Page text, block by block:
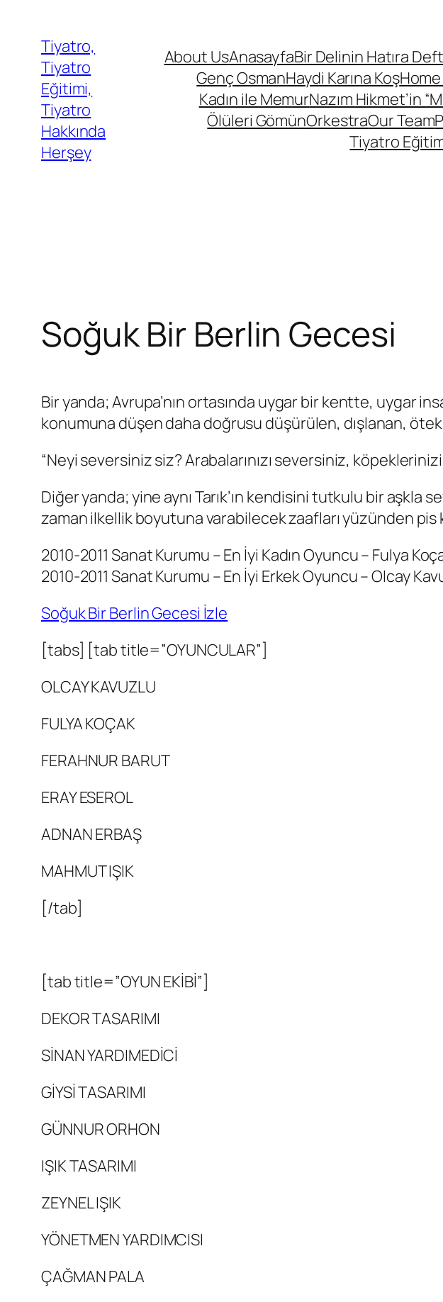
Tiyatro,
Tiyatro
Eğitimi,
Tiyatro
Hakkında
Herşey
About UsAnasayfaBir Delinin Hatıra
Genç OsmanHaydi Karına KoşHome
Kadın ile MemurNazım Hikmet’in
Ölüleri GömünOrkestraOur Team
Tiyatro
Soğuk Bir Berlin Gecesi
Bir yanda; Avrupa’nın ortasında uygar bir kentte, uygar
konumuna düşen daha doğrusu düşürülen, dışlanan,
“Neyi seversiniz siz? Arabalarınızı seversiniz,
Diğer yanda; yine aynı Tarık’ın kendisini tutkulu bir aşkla
zaman ilkellik boyutuna varabilecek zaafları yüzünden
2010-2011 Sanat Kurumu – En İyi Kadın Oyuncu – Fulya
2010-2011 Sanat Kurumu – En İyi Erkek Oyuncu – Olcay
Soğuk Bir Berlin Gecesi İzle
[tabs] [tab title=”OYUNCULAR”]
OLCAY KAVUZLU
FULYA KOÇAK
FERAHNUR BARUT
ERAY ESEROL
ADNAN ERBAŞ
MAHMUT IŞIK
[/tab]
[tab title=”OYUN EKİBİ”]
DEKOR TASARIMI
SİNAN YARDIMEDİCİ
GİYSİ TASARIMI
GÜNNUR ORHON
IŞIK TASARIMI
ZEYNEL IŞIK
YÖNETMEN YARDIMCISI
ÇAĞMAN PALA